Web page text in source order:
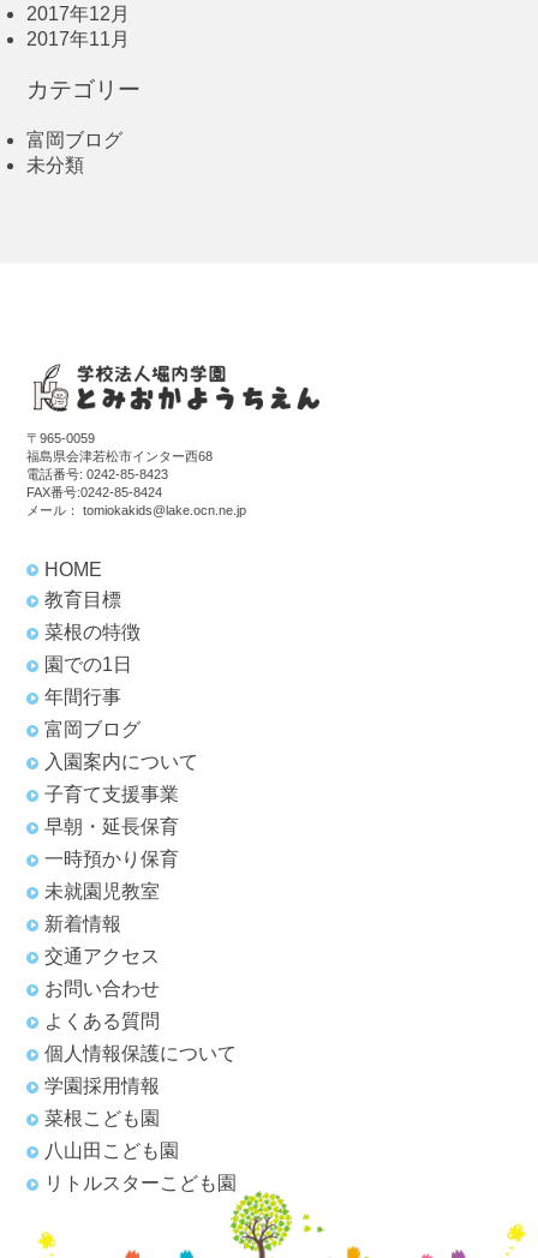
2017年12月
2017年11月
カテゴリー
富岡ブログ
未分類
〒965-0059
福島県会津若松市インター西68
電話番号:0242-85-8423
FAX番号:0242-85-8424
メール：tomiokakids@lake.ocn.ne.jp
HOME
教育目標
菜根の特徴
園での1日
年間行事
富岡ブログ
入園案内について
子育て支援事業
早朝・延長保育
一時預かり保育
未就園児教室
新着情報
交通アクセス
お問い合わせ
よくある質問
個人情報保護について
学園採用情報
菜根こども園
八山田こども園
リトルスターこども園